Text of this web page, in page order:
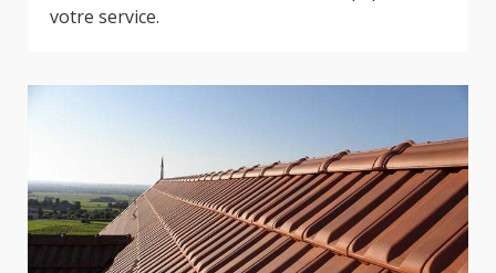
votre service.